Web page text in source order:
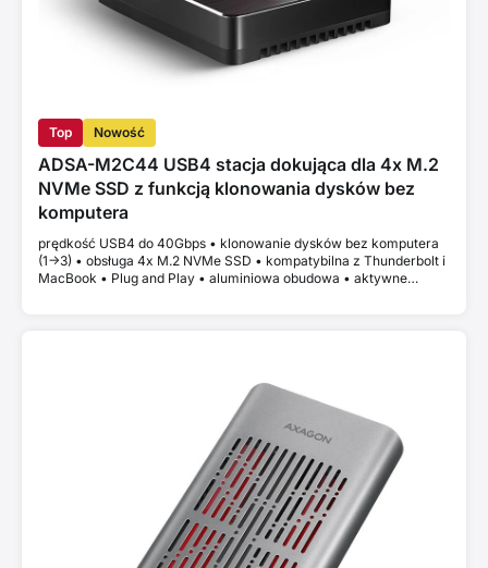
Top Nowość
ADSA-M2C44 USB4 stacja dokująca dla 4x M.2
NVMe SSD z funkcją klonowania dysków bez
komputera
prędkość USB4 do 40Gbps • klonowanie dysków bez komputera
(1->3) • obsługa 4x M.2 NVMe SSD • kompatybilna z Thunderbolt i
MacBook • Plug and Play • aluminiowa obudowa • aktywne